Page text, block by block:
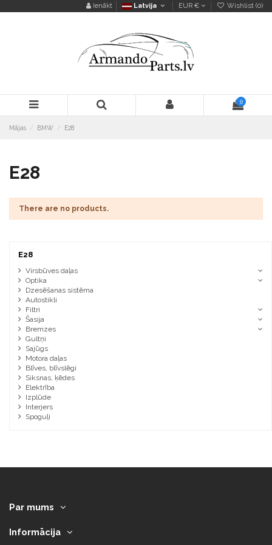
Ienākt Latvija EUR € Wishlist (0)
0
Mājas BMW E28
E28
There are no products.
E28
Virsbūves daļas
Optika
Dzesēšanas sistēma
Autostikli
Filtri
Šasija
Bremzes
Gultņi
Sajūgs
Motora daļas
Blīves, blīvslēgi
Siksnas, ķēdes
Elektrība
Izplūde
Interjers
Spoguļi
Par mums
Informācija